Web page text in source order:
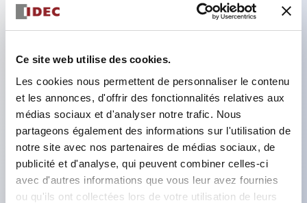
Ce site web utilise des cookies.
Les cookies nous permettent de personnaliser le contenu
et les annonces, d'offrir des fonctionnalités relatives aux
médias sociaux et d'analyser notre trafic. Nous
partageons également des informations sur l'utilisation de
notre site avec nos partenaires de médias sociaux, de
publicité et d'analyse, qui peuvent combiner celles-ci
avec d'autres informations que vous leur avez fournies
ou qu'ils ont collectées lors de votre utilisation de leurs
Bloc de contact à 2 étages avec 2 contacts,
permettant une configuration à 4 contacts
contact à 11 étages), 59,9 mm (*bloc de contact à
22 étages). Conception peu encombrante
possible.
Structure de sécurité de 3e génération :
déclenchement à 2 actions, garde intégrée,
structure de protection des doigts IP20.